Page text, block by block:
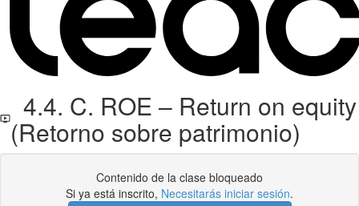
4.4. C. ROE – Return on equity
(Retorno sobre patrimonio)
Contenido de la clase bloqueado
Si ya está inscrito, Necesitarás iniciar sesión.